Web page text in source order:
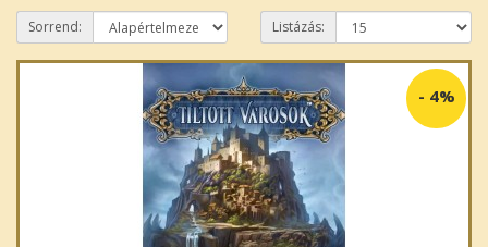
Sorrend: Listázás:
- 4%